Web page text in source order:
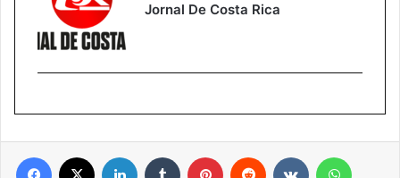
Jornal De Costa Rica
Facebook Linkedin Tumblr Pinterest Reddit